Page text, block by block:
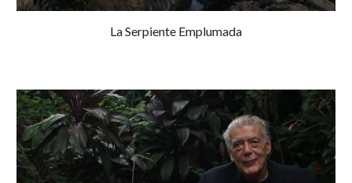
La Serpiente Emplumada